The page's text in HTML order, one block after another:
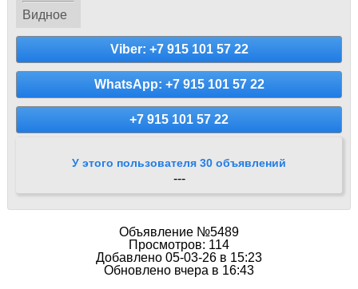
Видное
Viber: +7 915 101 57 22
WhatsApp: +7 915 101 57 22
+7 915 101 57 22
У этого пользователя 30 объявлений
---
Объявление №5489
Просмотров: 114
Добавлено 05-03-26 в 15:23
Обновлено вчера в 16:43